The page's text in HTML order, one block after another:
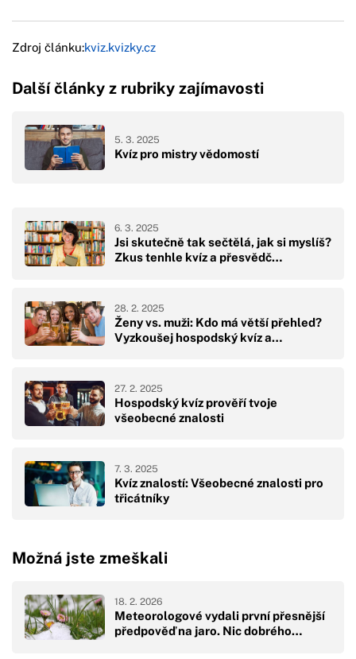
Zdroj článku:kviz.kvizky.cz
Další články z rubriky zajímavosti
Kvíz pro mistry vědomostí
5. 3. 2025
Jsi skutečně tak sečtělá, jak si myslíš?
Zkus tenhle kvíz a přesvědč…
6. 3. 2025
Ženy vs. muži: Kdo má větší přehled?
Vyzkoušej hospodský kvíz a…
28. 2. 2025
Hospodský kvíz prověří tvoje
všeobecné znalosti
27. 2. 2025
Kvíz znalostí: Všeobecné znalosti pro
třicátníky
7. 3. 2025
Možná jste zmeškali
Meteorologové vydali první přesnější
předpověď na jaro. Nic dobrého…
18. 2. 2026